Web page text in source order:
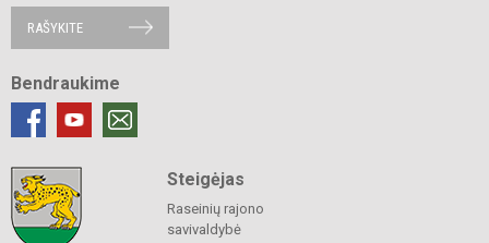
RAŠYKITE
Bendraukime
Steigėjas
Raseinių rajono
savivaldybė